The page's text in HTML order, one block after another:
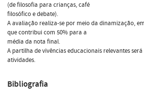
(de filosofia para crianças, café
filosófico e debate).
A avaliação realiza-se por meio da dinamização,
que contribui com 50% para a
média da nota final.
A partilha de vivências educacionais relevantes
atividades.
Bibliografia